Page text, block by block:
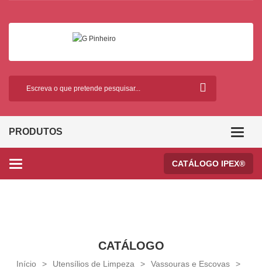
PRODUTOS
Categories CATÁLOGO IPEX®
CATÁLOGO
Início > Utensílios de Limpeza > Vassouras e Escovas
>